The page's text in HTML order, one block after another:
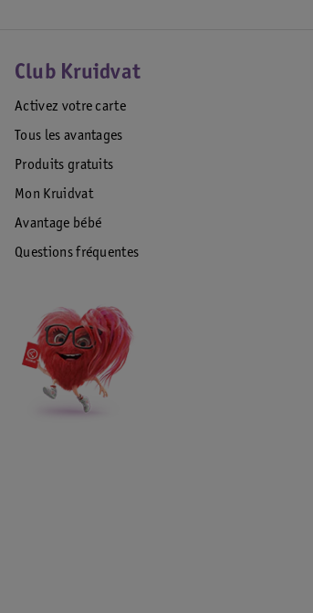
Club Kruidvat
Activez votre carte
Tous les avantages
Produits gratuits
Mon Kruidvat
Avantage bébé
Questions fréquentes